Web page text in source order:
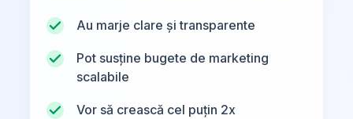
Au marje clare și transparente
Pot susține bugete de marketing
scalabile
Vor să crească cel puțin 2x